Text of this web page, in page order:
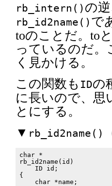
rb_intern() の逆
rb_id2name() で
toのことだ。to
っているのだ
く見かける。
この関数も IDの
に長いので、思
とにする。
▼ rb_id2name()
char *
rb_id2name(id)
    ID id;
{
    char *name;